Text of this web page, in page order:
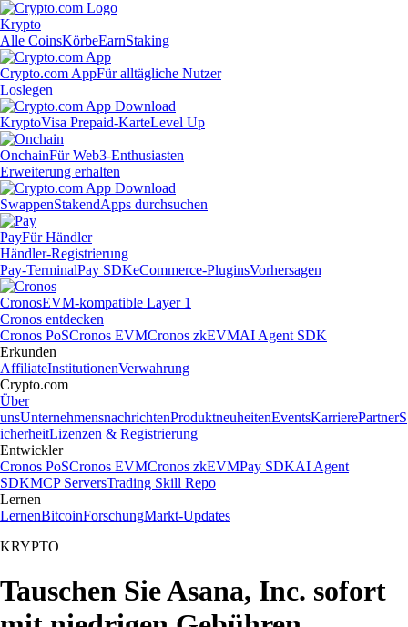
Krypto
Alle CoinsKörbeEarnStaking
Crypto.com AppFür alltägliche Nutzer
Loslegen
KryptoVisa Prepaid-KarteLevel Up
OnchainFür Web3-Enthusiasten
Erweiterung erhalten
SwappenStakendApps durchsuchen
PayFür Händler
Händler-Registrierung
Pay-TerminalPay SDKeCommerce-PluginsVorhersagen
CronosEVM-kompatible Layer 1
Cronos entdecken
Cronos PoSCronos EVMCronos zkEVMAI Agent SDK
Erkunden
AffiliateInstitutionenVerwahrung
Crypto.com
Über
unsUnternehmensnachrichtenProduktneuheitenEventsKarrierePartnerS
icherheitLizenzen & Registrierung
Entwickler
Cronos PoSCronos EVMCronos zkEVMPay SDKAI Agent
SDKMCP ServersTrading Skill Repo
Lernen
LernenBitcoinForschungMarkt-Updates
KRYPTO
Tauschen Sie Asana, Inc. sofort